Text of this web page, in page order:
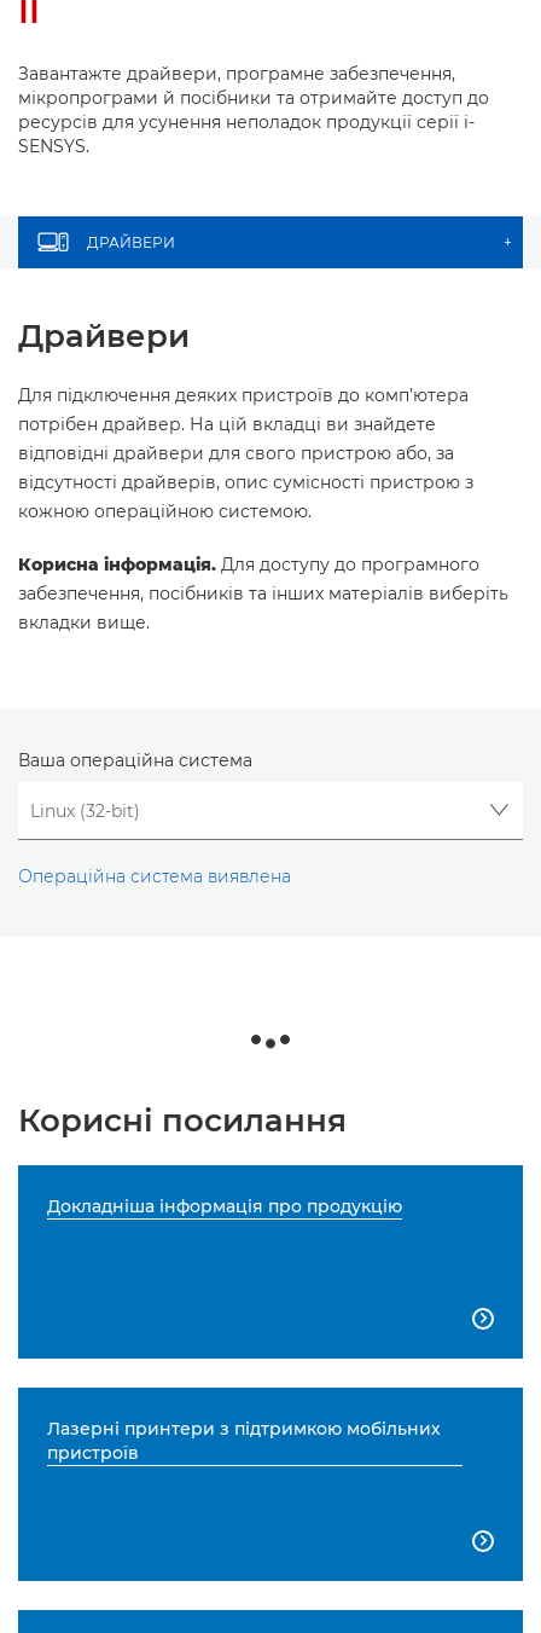
II
Завантажте драйвери, програмне забезпечення,
мікропрограми й посібники та отримайте доступ до
ресурсів для усунення неполадок продукції серії i-
SENSYS.
ДРАЙВЕРИ +
Драйвери
Для підключення деяких пристроїв до комп’ютера
потрібен драйвер. На цій вкладці ви знайдете
відповідні драйвери для свого пристрою або, за
відсутності драйверів, опис сумісності пристрою з
кожною операційною системою.
Корисна інформація. Для доступу до програмного
забезпечення, посібників та інших матеріалів виберіть
вкладки вище.
Ваша операційна система
Операційна система виявлена
Корисні посилання
Докладніша інформація про продукцію

Лазерні принтери з підтримкою мобільних
пристроїв
